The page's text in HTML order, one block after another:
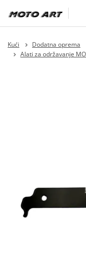
Kući Dodatna oprema
Alati za održavanje